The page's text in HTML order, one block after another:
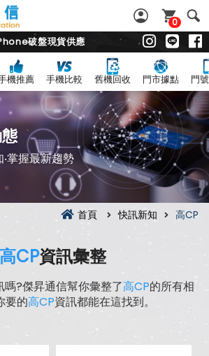
0
破盤現貨供應
機推薦 手機比較 舊機回收 門市據點 門
掌握最新趨勢
首頁 快訊新知 高CP
高CP資訊彙整
嗎?傑昇通信幫你彙整了高CP的所有相
要的高CP資訊都能在這找到。